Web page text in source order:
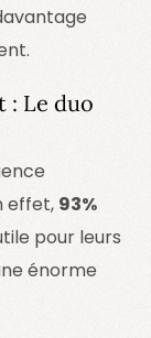
: Le duo
effet, 93%
pour leurs
énorme